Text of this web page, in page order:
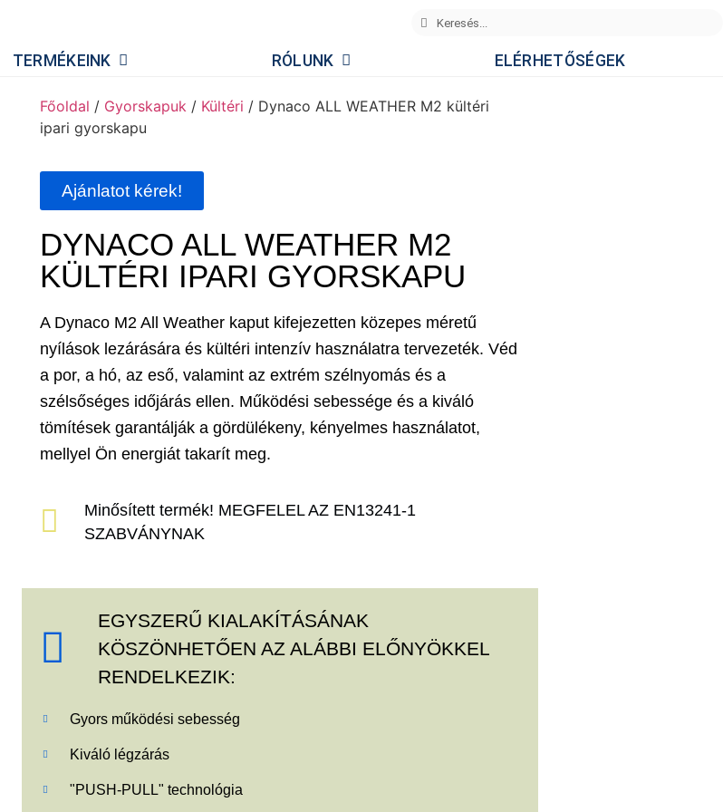
TERMÉKEINK RÓLUNK ELÉRHETŐSÉGEK
Főoldal / Gyorskapuk / Kültéri / Dynaco ALL WEATHER M2 kültéri
ipari gyorskapu
Ajánlatot kérek!
DYNACO ALL WEATHER M2
KÜLTÉRI IPARI GYORSKAPU
A Dynaco M2 All Weather kaput kifejezetten közepes méretű
nyílások lezárására és kültéri intenzív használatra tervezeték. Véd
a por, a hó, az eső, valamint az extrém szélnyomás és a
szélsőséges időjárás ellen. Működési sebessége és a kiváló
tömítések garantálják a gördülékeny, kényelmes használatot,
mellyel Ön energiát takarít meg.
Minősített termék! MEGFELEL AZ EN13241-1
SZABVÁNYNAK
EGYSZERŰ KIALAKÍTÁSÁNAK
KÖSZÖNHETŐEN AZ ALÁBBI ELŐNYÖKKEL
RENDELKEZIK:
Gyors működési sebesség
Kiváló légzárás
"PUSH-PULL" technológia